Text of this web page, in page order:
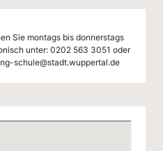
Sie montags bis donnerstags
unter: 0202 563 3051 oder
schule@stadt.wuppertal.de